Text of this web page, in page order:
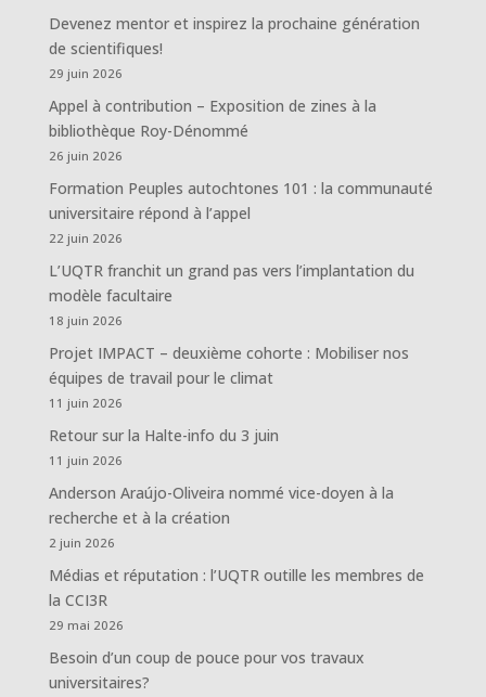
Devenez mentor et inspirez la prochaine génération
de scientifiques!
29 juin 2026
Appel à contribution – Exposition de zines à la
bibliothèque Roy-Dénommé
26 juin 2026
Formation Peuples autochtones 101 : la communauté
universitaire répond à l’appel
22 juin 2026
L’UQTR franchit un grand pas vers l’implantation du
modèle facultaire
18 juin 2026
Projet IMPACT – deuxième cohorte : Mobiliser nos
équipes de travail pour le climat
11 juin 2026
Retour sur la Halte-info du 3 juin
11 juin 2026
Anderson Araújo-Oliveira nommé vice-doyen à la
recherche et à la création
2 juin 2026
Médias et réputation : l’UQTR outille les membres de
la CCI3R
29 mai 2026
Besoin d’un coup de pouce pour vos travaux
universitaires?